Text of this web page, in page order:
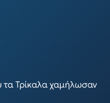
τα Τρίκαλα χαμήλωσαν